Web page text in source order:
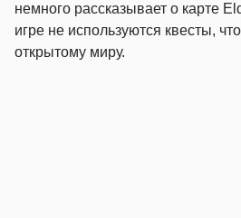
немного рассказывает о карте
игре не используются квесты,
открытому миру.